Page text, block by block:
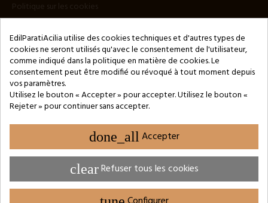
Copyright © 2024 by 3Enne s.r.l.s. P.IVA/C.F.: 13466181008
Numéro d'enregistrement REA : RM-1449325 - Registre du
Commerce de Rome
Website Developed by M.Borzacchini - TestSide
EdilParatiAcilia utilise des cookies techniques et d'autres types de
cookies ne seront utilisés qu'avec le consentement de l'utilisateur,
comme indiqué dans la politique en matière de cookies. Le
consentement peut être modifié ou révoqué à tout moment depuis
vos paramètres.
Utilisez le bouton « Accepter » pour accepter. Utilisez le bouton «
Rejeter » pour continuer sans accepter.
done_all Accepter
clearRefuser tous les cookies